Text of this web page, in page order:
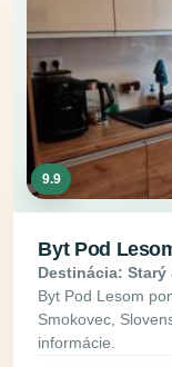
9.9
Byt Pod
Destinácia: Starý
Byt Pod Lesom
Smokovec,
informácie.